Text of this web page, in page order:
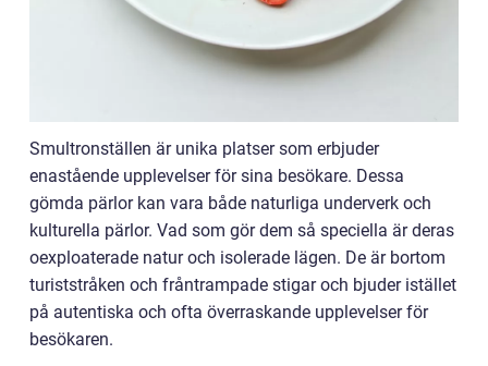
Smultronställen är unika platser som erbjuder
enastående upplevelser för sina besökare. Dessa
gömda pärlor kan vara både naturliga underverk och
kulturella pärlor. Vad som gör dem så speciella är deras
oexploaterade natur och isolerade lägen. De är bortom
turiststråken och fråntrampade stigar och bjuder istället
på autentiska och ofta överraskande upplevelser för
besökaren.